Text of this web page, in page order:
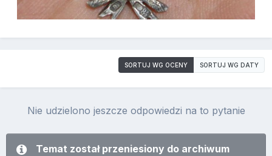
SORTUJ WG OCENY SORTUJ WG DATY
Nie udzielono jeszcze odpowiedzi na to pytanie
Temat został przeniesiony do archiwum